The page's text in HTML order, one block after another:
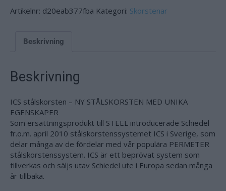
Artikelnr: d20eab377fba Kategori: Skorstenar
Beskrivning
Beskrivning
ICS stålskorsten – NY STÅLSKORSTEN MED UNIKA
EGENSKAPER
Som ersättningsprodukt till STEEL introducerade Schiedel
fr.o.m. april 2010 stålskorstenssystemet ICS i Sverige, som
delar många av de fördelar med vår populära PERMETER
stålskorstenssystem. ICS är ett beprövat system som
tillverkas och säljs utav Schiedel ute i Europa sedan många
år tillbaka.